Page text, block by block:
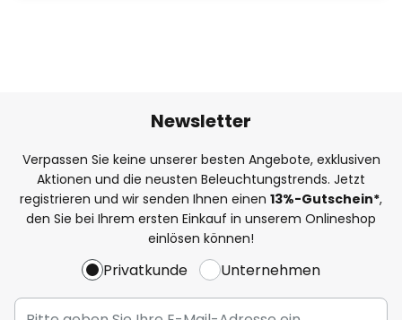
Newsletter
Verpassen Sie keine unserer besten Angebote, exklusiven
Aktionen und die neusten Beleuchtungstrends. Jetzt
registrieren und wir senden Ihnen einen 13%-Gutschein*,
den Sie bei Ihrem ersten Einkauf in unserem Onlineshop
einlösen können!
Privatkunde Unternehmen